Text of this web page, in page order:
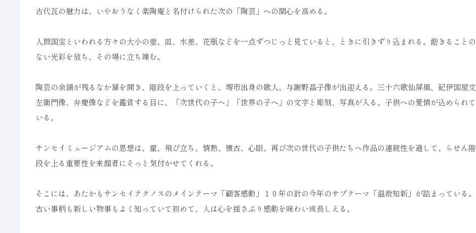
古代瓦の魅力は、いやおうなく楽陶庵と名付けられた次の「陶芸」への関心を高める。
人間国宝といわれる方々の大小の壺、皿、水差、花瓶などを一点ずつじっと見ていると、ときに引きずり込まれる。飽きることの
ない光彩を放ち、その場に立ち竦む。
陶芸の余韻が残るなか扉を開き、階段を上っていくと、堺市出身の歌人、与謝野晶子像が出迎える。三十六歌仙屏風、紀伊国屋文
左衛門像、弁慶像などを鑑賞する目に、「次世代の子へ」「世界の子へ」の文字と彫刻、写真が入る。子供への愛情が込められて
いる。
サンセイミュージアムの思想は、童、飛び立ち、情熱、懐古、心眼、再び次の世代の子供たちへ作品の連続性を通して、らせん階
段を上る重要性を来館者にそっと気付かせてくれる。
そこには、あたかもサンセイテクノスのメインテーマ「顧客感動」１０年の計の今年のサブテーマ「温故知新」が詰まっている。
古い事柄も新しい物事もよく知っていて初めて、人は心を揺さぶり感動を味わい成長しえる。